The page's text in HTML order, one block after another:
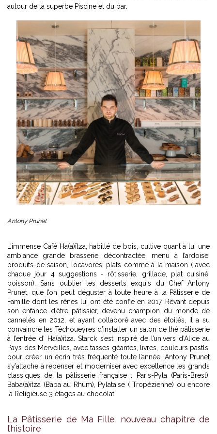
autour de la superbe Piscine et du bar.
Antony Prunet
L’immense Café Ha(a)ïtza, habillé de bois, cultive quant à lui une
ambiance grande brasserie décontractée, menu à l’ardoise,
produits de saison, locavores, plats comme à la maison ( avec
chaque jour 4 suggestions - rôtisserie, grillade, plat cuisiné,
poisson). Sans oublier les desserts exquis du Chef Antony
Prunet, que l’on peut déguster à toute heure à la Pâtisserie de
Famille dont les rênes lui ont été confié en 2017. Rêvant depuis
son enfance d’être pâtissier, devenu champion du monde de
cannelés en 2012, et ayant collaboré avec des étoilés, il a su
convaincre les Téchoueyres d’installer un salon de thé pâtisserie
à l’entrée d’ Ha(a)ïtza. Starck s’est inspiré de l’univers d’Alice au
Pays des Merveilles, avec tasses géantes, livres, couleurs pastls,
pour créer un écrin très fréquenté toute l’année. Antony Prunet
s’y’attache à repenser et moderniser avec excellence les grands
classiques de la pâtisserie française : Paris-Pyla (Paris-Brest),
Baba(a)ïtza (Baba au Rhum), Pylataise ( Tropézienne) ou encore
la Religieuse 3 étages au chocolat.
La Pâtisserie de Ma Fille, nouveau chapitre de
l’histoire